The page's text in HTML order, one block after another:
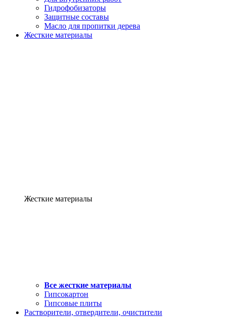
Гидрофобизаторы
Защитные составы
Масло для пропитки дерева
Жесткие материалы
Жесткие материалы
Все жесткие материалы
Гипсокартон
Гипсовые плиты
Растворители, отвердители, очистители